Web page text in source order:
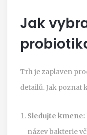
Jak
Trh je zaplaven
detailů. Jak
Sledujte kmene:
název bakterie